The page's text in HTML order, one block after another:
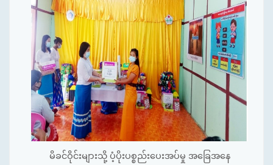
မိခင်ဝိုင်းများသို့ ပံ့ပိုးပစ္စည်းပေးအပ်မှု အခြေအနေ